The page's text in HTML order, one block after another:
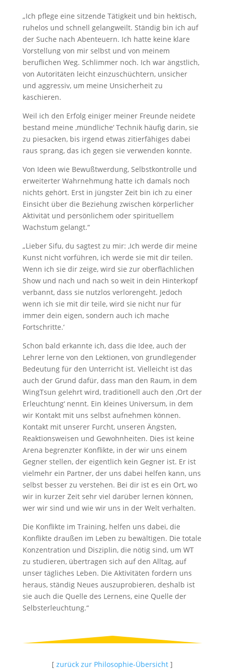
„Ich pflege eine sitzende Tätigkeit und bin hektisch,
ruhelos und schnell gelangweilt. Ständig bin ich auf
der Suche nach Abenteuern. Ich hatte keine klare
Vorstellung von mir selbst und von meinem
beruflichen Weg. Schlimmer noch. Ich war ängstlich,
von Autoritäten leicht einzuschüchtern, unsicher
und aggressiv, um meine Unsicherheit zu
kaschieren.
Weil ich den Erfolg einiger meiner Freunde neidete
bestand meine ‚mündliche‘ Technik häufig darin, sie
zu piesacken, bis irgend etwas zitierfähiges dabei
raus sprang, das ich gegen sie verwenden konnte.
Von Ideen wie Bewußtwerdung, Selbstkontrolle und
erweiterter Wahrnehmung hatte ich damals noch
nichts gehört. Erst in jüngster Zeit bin ich zu einer
Einsicht über die Beziehung zwischen körperlicher
Aktivität und persönlichem oder spirituellem
Wachstum gelangt.“
„Lieber Sifu, du sagtest zu mir: ‚Ich werde dir meine
Kunst nicht vorführen, ich werde sie mit dir teilen.
Wenn ich sie dir zeige, wird sie zur oberflächlichen
Show und nach und nach so weit in dein Hinterkopf
verbannt, dass sie nutzlos verlorengeht. Jedoch
wenn ich sie mit dir teile, wird sie nicht nur für
immer dein eigen, sondern auch ich mache
Fortschritte.‘
Schon bald erkannte ich, dass die Idee, auch der
Lehrer lerne von den Lektionen, von grundlegender
Bedeutung für den Unterricht ist. Vielleicht ist das
auch der Grund dafür, dass man den Raum, in dem
WingTsun gelehrt wird, traditionell auch den ‚Ort der
Erleuchtung‘ nennt. Ein kleines Universum, in dem
wir Kontakt mit uns selbst aufnehmen können.
Kontakt mit unserer Furcht, unseren Ängsten,
Reaktionsweisen und Gewohnheiten. Dies ist keine
Arena begrenzter Konflikte, in der wir uns einem
Gegner stellen, der eigentlich kein Gegner ist. Er ist
vielmehr ein Partner, der uns dabei helfen kann, uns
selbst besser zu verstehen. Bei dir ist es ein Ort, wo
wir in kurzer Zeit sehr viel darüber lernen können,
wer wir sind und wie wir uns in der Welt verhalten.
Die Konflikte im Training, helfen uns dabei, die
Konflikte draußen im Leben zu bewältigen. Die totale
Konzentration und Disziplin, die nötig sind, um WT
zu studieren, übertragen sich auf den Alltag, auf
unser tägliches Leben. Die Aktivitäten fordern uns
heraus, ständig Neues auszuprobieren, deshalb ist
sie auch die Quelle des Lernens, eine Quelle der
Selbsterleuchtung.“
[zurück zur Philosophie-Übersicht ]